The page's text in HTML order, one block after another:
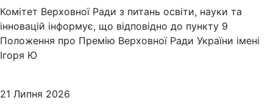
Комітет Верховної Ради з питань освіти, науки та
інновацій інформує, що відповідно до пункту 9
Положення про Премію Верховної Ради України імені
Ігоря Ю
21 Липня 2026